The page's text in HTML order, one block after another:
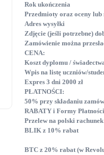
Rok ukończenia
Przedmioty oraz oceny
Adres wysyłki
Zdjęcie (jeśli potrzebne)
Zamówienie można
CENA:
Koszt dyplomu /
Wpis na listę uczniów/
Expres 3 dni 2000 zł
PŁATNOŚCI:
50% przy składaniu
RABATY i Formy
Przelew na polski
BLIK z 10% rabat
BTC z 20% rabat (w
Kupię dyplom
wpisem Dyplom
wpisem
18 sierpnia, 2025